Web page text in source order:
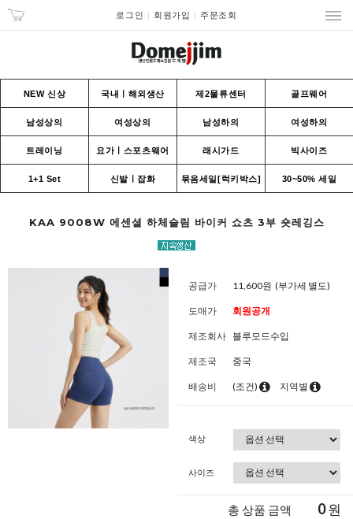
로그인 회원가입 주문조회
NEW 신상 국내ㅣ해외생산 제2물류센터 골프웨어
남성상의 여성상의 남성하의 여성하의
트레이닝 요가ㅣ스포츠웨어 래시가드 빅사이즈
1+1 Set 신발ㅣ잡화 묶음세일[럭키박스] 30~50% 세일
KAA 9008W 에센셜 하체슬림 바이커 쇼츠 3부 숏레깅스
공급가 11,600원 (부가세 별도)
도매가 회원공개
제조회사 블루모드수입
제조국 중국
배송비 (조건) 지역별
색상
사이즈
총 상품 금액 0원